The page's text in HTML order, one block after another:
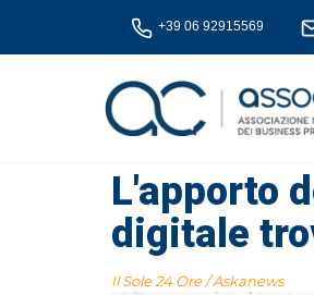
+39 06 92915569
L'apporto
digitale
Il Sole 24 Ore / Askanews